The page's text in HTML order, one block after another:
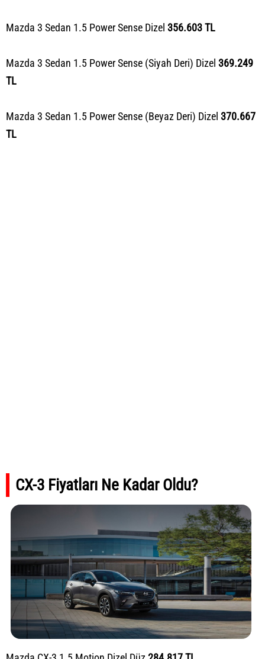
Mazda 3 Sedan 1.5 Power Sense Dizel 356.603 TL
Mazda 3 Sedan 1.5 Power Sense (Siyah Deri) Dizel 369.249
TL
Mazda 3 Sedan 1.5 Power Sense (Beyaz Deri) Dizel 370.667
TL
CX-3 Fiyatları Ne Kadar Oldu?